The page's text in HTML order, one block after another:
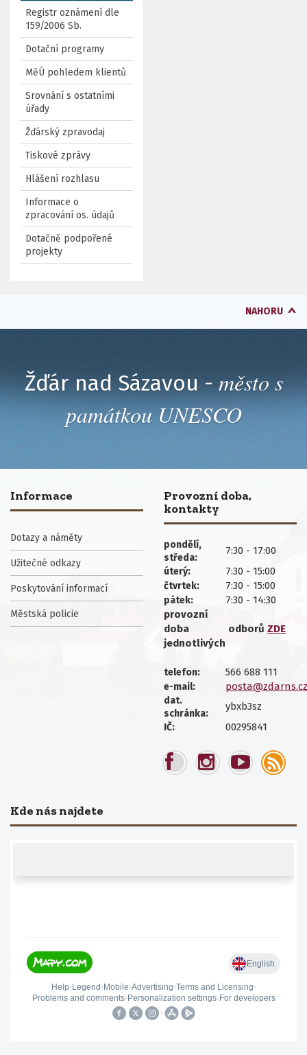
Registr oznámení dle
159/2006 Sb.
Dotační programy
MěÚ pohledem klientů
Srovnání s ostatními
úřady
Žďárský zpravodaj
Tiskové zprávy
Hlášení rozhlasu
Informace o
zpracování os. údajů
Dotačně podpořené
projekty
NAHORU
Žďár nad Sázavou - město s
památkou UNESCO
Informace
Dotazy a náměty
Užitečné odkazy
Poskytování informací
Městská policie
Provozní doba,
kontakty
pondělí,
středa:
7:30 - 17:00
úterý: 7:30 - 15:00
čtvrtek: 7:30 - 15:00
pátek:
7:30 - 14:30
provozní
doba
jednotlivých
odborů ZDE
telefon: 566 688 111
e-mail: posta@zdarns.cz
dat.
schránka:
ybxb3sz
IČ: 00295841
Kde nás najdete